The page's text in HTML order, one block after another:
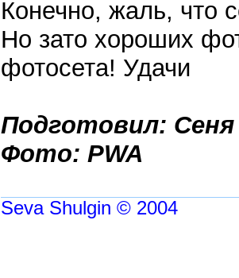
Конечно, жаль, что
Но зато хороших
фотосета! Удачи
Подготовил:
Фото: PWA
Seva Shulgin © 2004